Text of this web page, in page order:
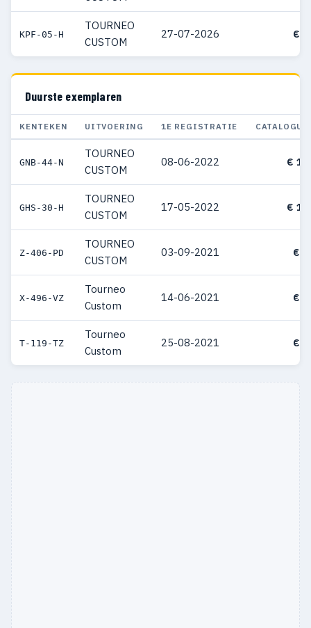
KPF-05-H
TOURNEO
CUSTOM
27-07-2026 €
Duurste exemplaren
KENTEKEN UITVOERING 1E REGISTRATIE
GNB-44-N
TOURNEO
CUSTOM
08-06-2022 €
GHS-30-H
TOURNEO
CUSTOM
17-05-2022 €
Z-406-PD
TOURNEO
CUSTOM
03-09-2021 €
X-496-VZ
Tourneo
Custom
14-06-2021 €
T-119-TZ
Tourneo
Custom
25-08-2021 €